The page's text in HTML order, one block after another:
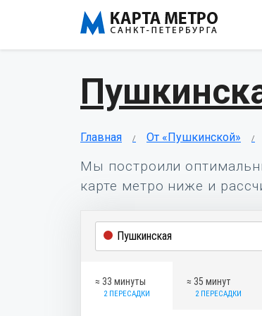
Главная От «Пушкинской»
Мы построили
карте метро ниже и
≈ 33 минуты
2 ПЕРЕСАДКИ
≈ 35 минут
2 ПЕРЕСАДКИ